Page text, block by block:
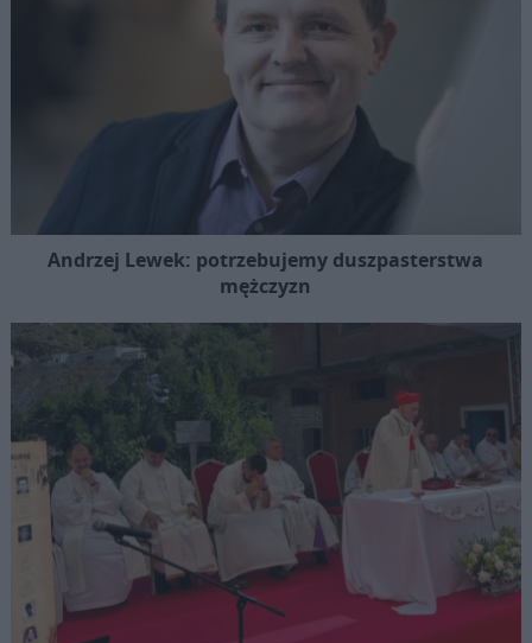
Andrzej Lewek: potrzebujemy duszpasterstwa
mężczyzn